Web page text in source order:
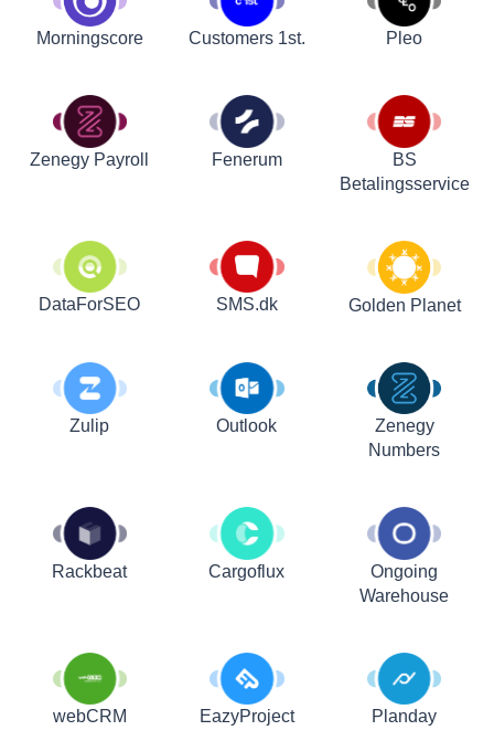
Morningscore Customers 1st. Pleo
Zenegy Payroll Fenerum
BS
Betalingsservice
DataForSEO SMS.dk Golden Planet
Zulip Outlook
Zenegy
Numbers
Rackbeat Cargoflux
Ongoing
Warehouse
webCRM EazyProject Planday